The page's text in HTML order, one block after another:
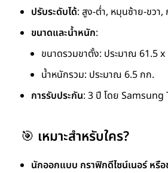
ปรับระดับได้: สูง-ต่ำ, หมุนซ้าย-ขวา
ขนาดและน้ำหนัก:
ขนาดรวมขาตั้ง: ประมาณ 61.5
น้ำหนักรวม: ประมาณ 6.5 กก.
การรับประกัน: 3 ปี โดย
🎯 เหมาะสำหรับใคร?
นักออกแบบ กราฟิกดีไซน์เนอร์ หรื